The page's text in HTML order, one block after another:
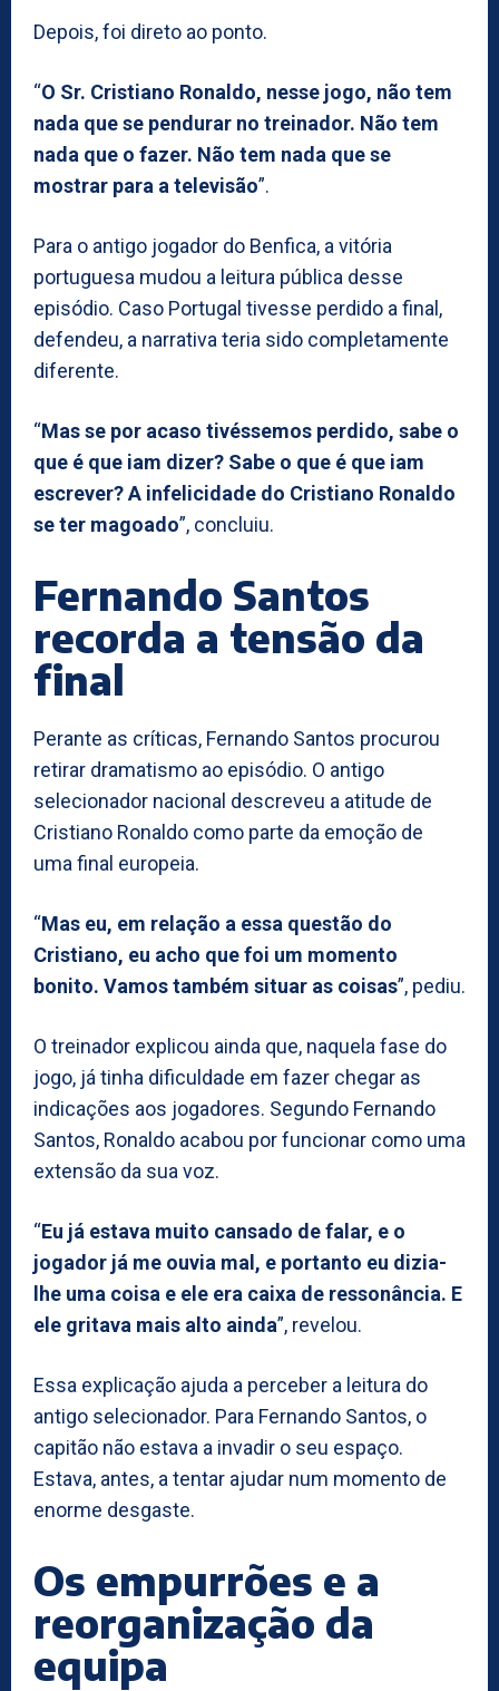
Depois, foi direto ao ponto.
“O Sr. Cristiano Ronaldo, nesse jogo, não tem
nada que se pendurar no treinador. Não tem
nada que o fazer. Não tem nada que se
mostrar para a televisão”.
Para o antigo jogador do Benfica, a vitória
portuguesa mudou a leitura pública desse
episódio. Caso Portugal tivesse perdido a final,
defendeu, a narrativa teria sido completamente
diferente.
“Mas se por acaso tivéssemos perdido, sabe o
que é que iam dizer? Sabe o que é que iam
escrever? A infelicidade do Cristiano Ronaldo
se ter magoado”, concluiu.
Fernando Santos
recorda a tensão da
final
Perante as críticas, Fernando Santos procurou
retirar dramatismo ao episódio. O antigo
selecionador nacional descreveu a atitude de
Cristiano Ronaldo como parte da emoção de
uma final europeia.
“Mas eu, em relação a essa questão do
Cristiano, eu acho que foi um momento
bonito. Vamos também situar as coisas”, pediu.
O treinador explicou ainda que, naquela fase do
jogo, já tinha dificuldade em fazer chegar as
indicações aos jogadores. Segundo Fernando
Santos, Ronaldo acabou por funcionar como uma
extensão da sua voz.
“Eu já estava muito cansado de falar, e o
jogador já me ouvia mal, e portanto eu dizia-
lhe uma coisa e ele era caixa de ressonância. E
ele gritava mais alto ainda”, revelou.
Essa explicação ajuda a perceber a leitura do
antigo selecionador. Para Fernando Santos, o
capitão não estava a invadir o seu espaço.
Estava, antes, a tentar ajudar num momento de
enorme desgaste.
Os empurrões e a
reorganização da
equipa